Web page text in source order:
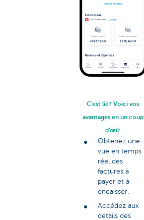
C'est lié? Voici vos
avantages en un coup
d'œil:
Obtenez une
vue en temps
réel des
factures à
payer et à
encaisser.
Accédez aux
détails des